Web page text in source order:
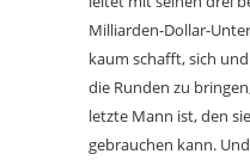
Milliarden-Dollar-
kaum schafft, sich
die Runden zu
letzte Mann ist, den
gebrauchen kann.